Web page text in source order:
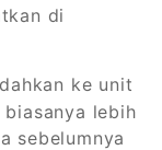
di
ke unit
lebih
sebelumnya